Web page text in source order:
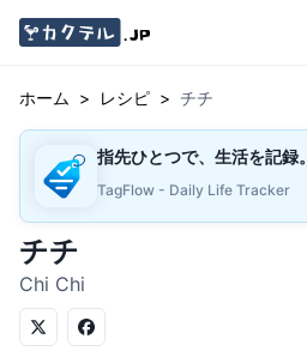
ホーム > レシピ > チチ
指先ひとつで、生活を記録。
TagFlow - Daily Life Tracker
チチ
Chi Chi